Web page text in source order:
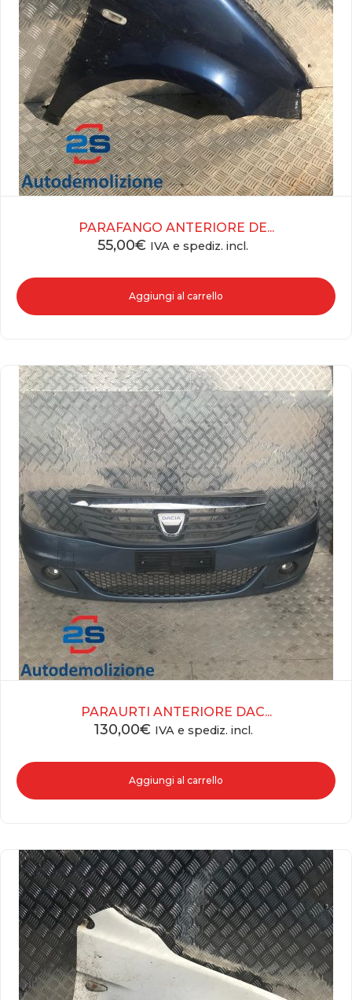
PARAFANGO ANTERIORE DE...
55,00€ IVA e spediz. incl.
Aggiungi al carrello
PARAURTI ANTERIORE DAC...
130,00€ IVA e spediz. incl.
Aggiungi al carrello